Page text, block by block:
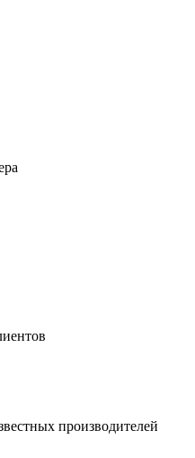
производителей